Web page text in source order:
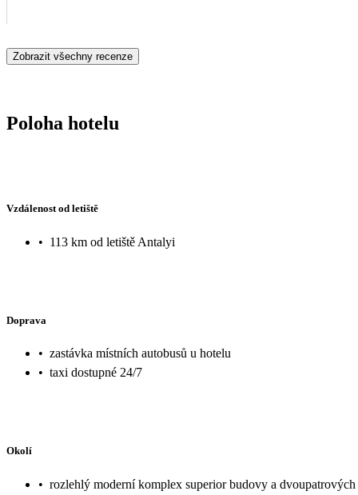
Zobrazit všechny recenze
Poloha hotelu
Vzdálenost od letiště
• 113 km od letiště Antalyi
Doprava
• zastávka místních autobusů u hotelu
• taxi dostupné 24/7
Okolí
• rozlehlý moderní komplex superior budovy a